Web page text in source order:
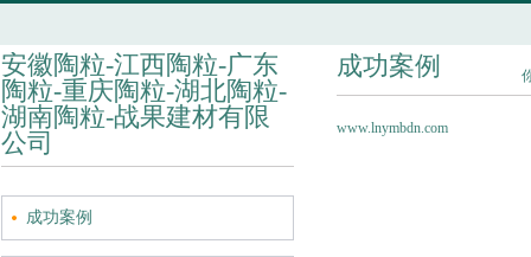
安徽陶粒-江西陶粒-广东
陶粒-重庆陶粒-湖北陶粒-
湖南陶粒-战果建材有限
公司
成功案例
成功案例
www.lnymbdn.com